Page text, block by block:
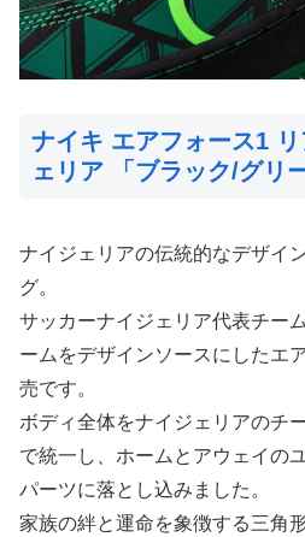
ナイキ エアフォース1
ェリア 「ブラック/グリ
ナイジェリアの伝統的なデザイ
グ。
サッカーナイジェリア代表チー
ームをデザインソースにしたエ
売です。
ボディ全体をナイジェリアのチ
で統一し、ホームとアウェイの
パーツに落とし込みました。
家族の絆と運命を象徴する三角